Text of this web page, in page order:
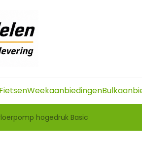
FietsenWeekaanbiedingen
hogedruk Basic